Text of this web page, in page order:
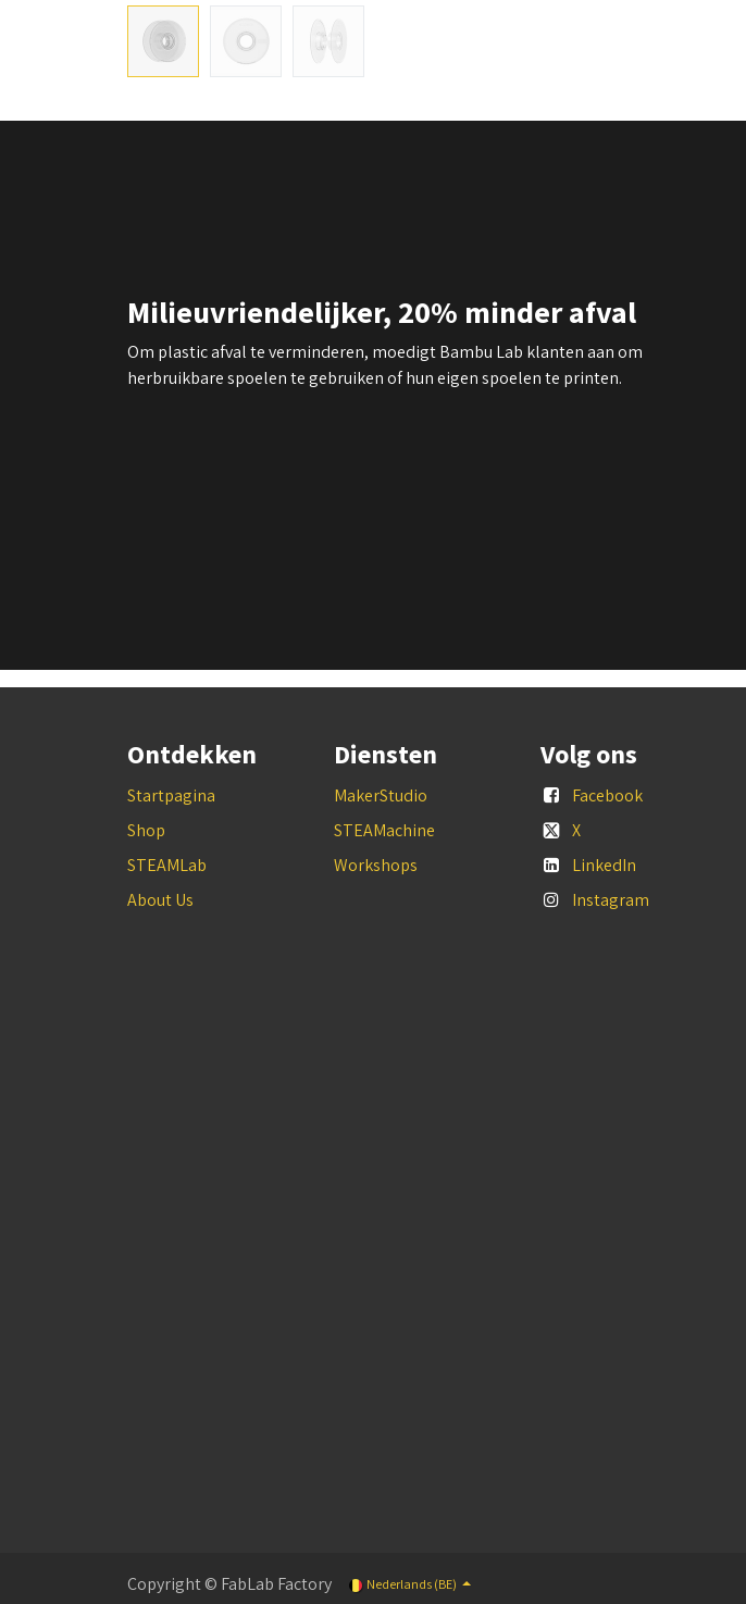
Milieuvriendelijker, 20% minder afval
​Om plastic afval te verminderen, moedigt Bambu Lab klanten aan om
herbruikbare spoelen te gebruiken of hun eigen spoelen te printen.
Ontdekken
Startpagina
Shop
STEAMLab
About Us
Diensten
MakerStudio
STEAMachine
Workshops
Volg ons
Facebook
X
LinkedIn
Instagram
Copyright © FabLab Factory Nederlands (BE)